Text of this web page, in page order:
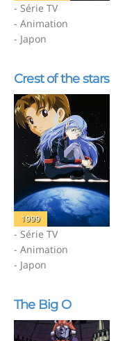
- Série TV
- Animation
- Japon
Crest of the stars
1999
- Série TV
- Animation
- Japon
The Big O